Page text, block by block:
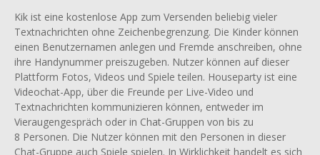
Kik ist eine kostenlose App zum Versenden beliebig vieler
Textnachrichten ohne Zeichenbegrenzung. Die Kinder können
einen Benutzernamen anlegen und Fremde anschreiben, ohne
ihre Handynummer preiszugeben. Nutzer können auf dieser
Plattform Fotos, Videos und Spiele teilen. Houseparty ist eine
Videochat-App, über die Freunde per Live-Video und
Textnachrichten kommunizieren können, entweder im
Vieraugengespräch oder in Chat-Gruppen von bis zu
8 Personen. Die Nutzer können mit den Personen in dieser
Chat-Gruppe auch Spiele spielen. In Wirklichkeit handelt es sich